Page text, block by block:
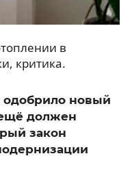
в
критика.
одобрило новый
должен
закон